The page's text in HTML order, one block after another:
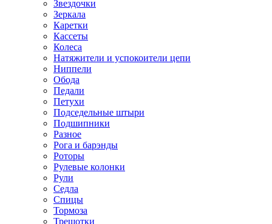
Звездочки
Зеркала
Каретки
Кассеты
Колеса
Натяжители и успокоители цепи
Ниппели
Обода
Педали
Петухи
Подседельные штыри
Подшипники
Разное
Рога и барэнды
Роторы
Рулевые колонки
Рули
Седла
Спицы
Тормоза
Трещотки